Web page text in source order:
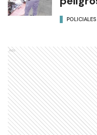
POLICIALES
Ads